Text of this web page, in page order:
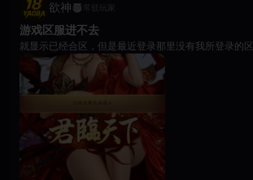
欲神
游戏区服进不去
就显示已经合区，但是最近登录那里没有我所登录的区